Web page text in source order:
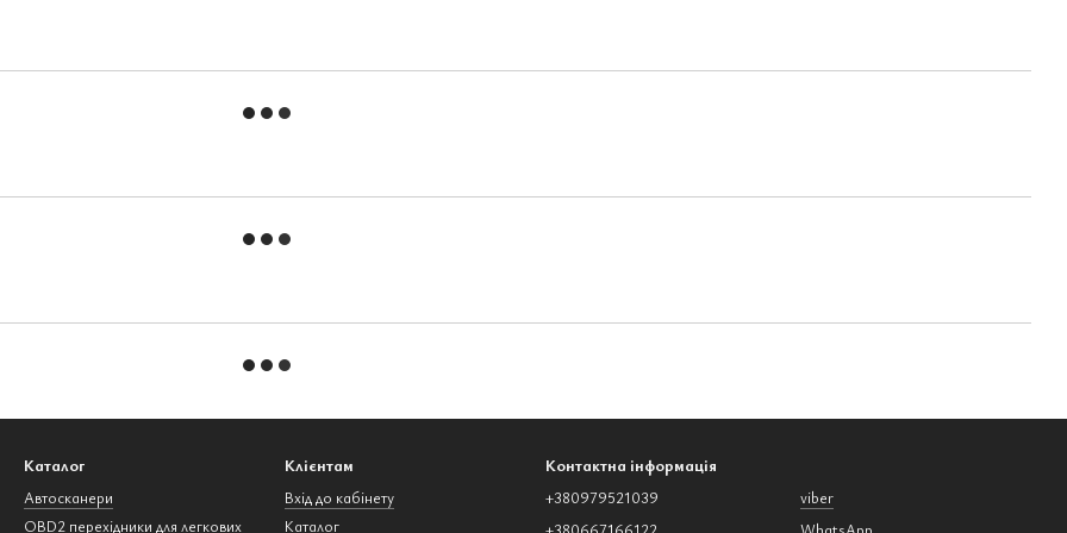
Каталог
Автосканери
OBD2 перехідники для легкових
Клієнтам
Вхід до кабінету
Каталог
Контактна інформація
+380979521039
viber